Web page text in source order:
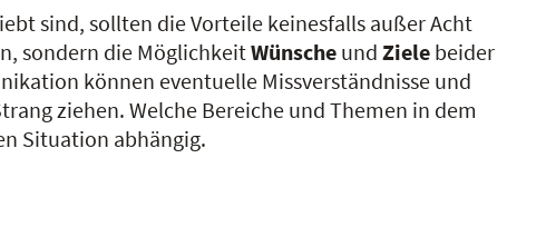
sind, sollten die Vorteile keinesfalls außer Acht
sondern die MöglichkeitWünsche undZiele beider
können eventuelle Missverständnisse und
ziehen. Welche Bereiche und Themen in dem
Situation abhängig.